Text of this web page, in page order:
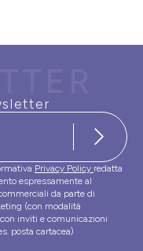
Privacy Policy redatta
espressamente al
da parte di
(con modalità
inviti e comunicazioni
posta cartacea)